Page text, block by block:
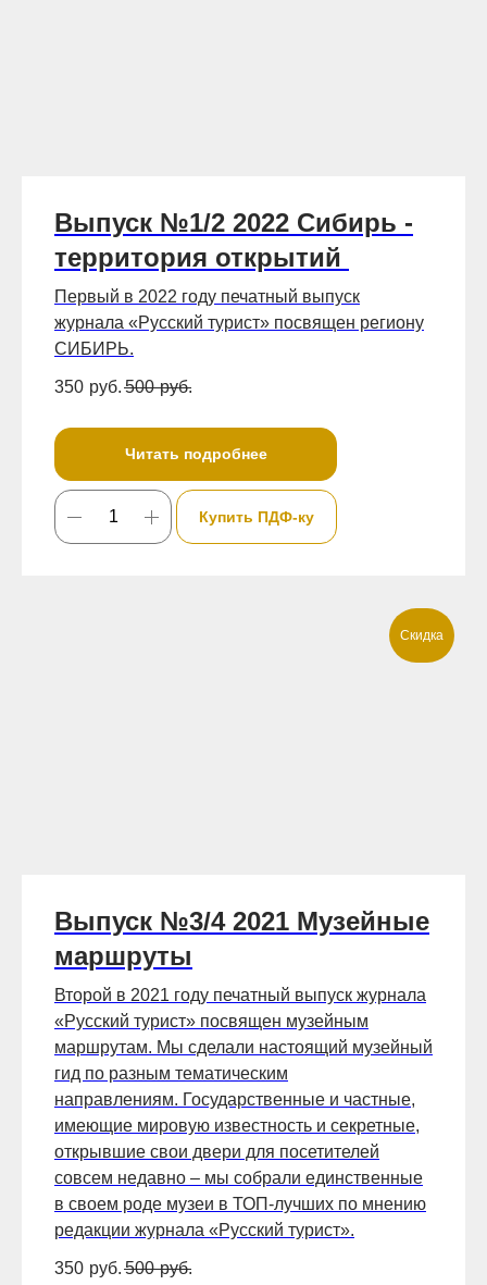
Выпуск №1/2 2022 Сибирь -
территория открытий
Первый в 2022 году печатный выпуск
журнала «Русский турист» посвящен региону
СИБИРЬ.
350 руб. 500 руб.
Читать подробнее
Купить ПДФ-ку
Скидка
Выпуск №3/4 2021 Музейные
маршруты
Второй в 2021 году печатный выпуск журнала
«Русский турист» посвящен музейным
маршрутам. Мы сделали настоящий музейный
гид по разным тематическим
направлениям. Государственные и частные,
имеющие мировую известность и секретные,
открывшие свои двери для посетителей
совсем недавно – мы собрали единственные
в своем роде музеи в ТОП-лучших по мнению
редакции журнала «Русский турист».
350 руб. 500 руб.